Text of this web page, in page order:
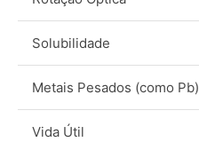
Solubilidade
Metais Pesados (como Pb)
Vida Útil